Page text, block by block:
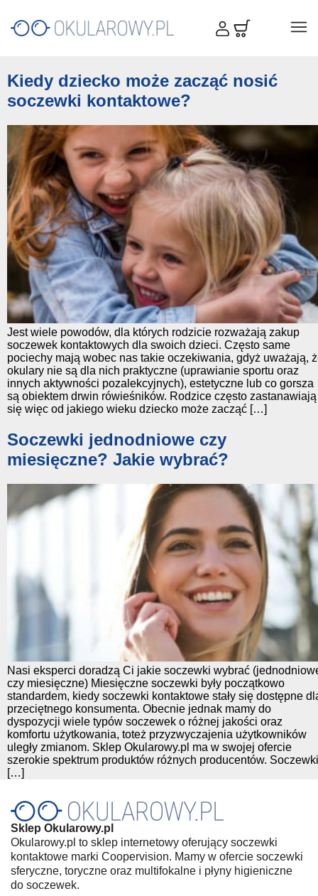
Kiedy dziecko może zacząć nosić
soczewki kontaktowe?
Jest wiele powodów, dla których rodzicie rozważają zakup
soczewek kontaktowych dla swoich dzieci. Często same
pociechy mają wobec nas takie oczekiwania, gdyż uważają,
okulary nie są dla nich praktyczne (uprawianie sportu oraz
innych aktywności pozalekcyjnych), estetyczne lub co gorsza
są obiektem drwin rówieśników. Rodzice często zastanawiają
się więc od jakiego wieku dziecko może zacząć […]
Soczewki jednodniowe czy
miesięczne? Jakie wybrać?
Nasi eksperci doradzą Ci jakie soczewki wybrać
czy miesięczne) Miesięczne soczewki były początkowo
standardem, kiedy soczewki kontaktowe stały się dostępne
przeciętnego konsumenta. Obecnie jednak mamy do
dyspozycji wiele typów soczewek o różnej jakości oraz
komfortu użytkowania, toteż przyzwyczajenia użytkowników
uległy zmianom. Sklep Okularowy.pl ma w swojej ofercie
szerokie spektrum produktów różnych producentów. Soczewki
[…]
Sklep Okularowy.pl
Okularowy.pl to sklep internetowy oferujący soczewki
kontaktowe marki Coopervision. Mamy w ofercie soczewki
sferyczne, toryczne oraz multifokalne i płyny higieniczne
do soczewek.